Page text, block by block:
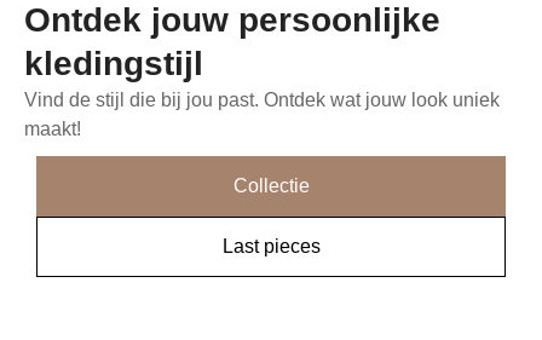
Ontdek jouw persoonlijke
kledingstijl
Vind de stijl die bij jou past. Ontdek wat jouw look uniek
maakt!
Collectie
Last pieces